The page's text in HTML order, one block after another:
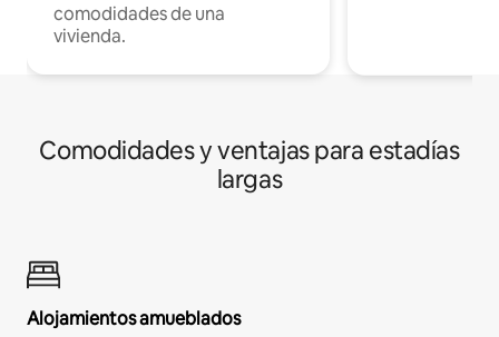
comodidades de una
vivienda.
Comodidades y ventajas para estadías
largas
Alojamientos amueblados